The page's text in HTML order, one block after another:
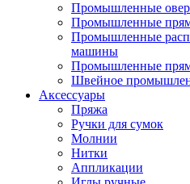
Промышленные
Промышленные
Промышленные
машины
Промышленные
Швейное
Аксессуары
Пряжа
Ручки для сумок
Молнии
Нитки
Аппликации